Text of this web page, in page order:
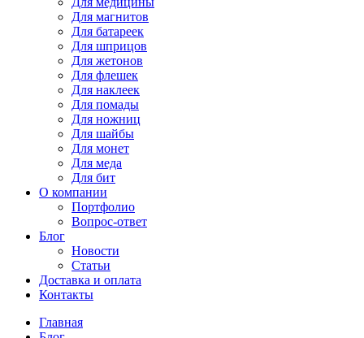
Для магнитов
Для батареек
Для шприцов
Для жетонов
Для флешек
Для наклеек
Для помады
Для ножниц
Для шайбы
Для монет
Для меда
Для бит
О компании
Портфолио
Вопрос-ответ
Блог
Новости
Статьи
Доставка и оплата
Контакты
Главная